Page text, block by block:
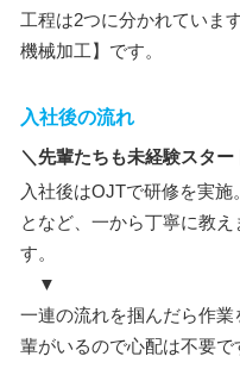
工程は2つに分かれていま
機械加工】です。
入社後の流れ
＼先輩たちも未経験スター
入社後はOJTで研修を実
となど、一から丁寧に教
す。
▼
一連の流れを掴んだら作
輩がいるので心配は不要で